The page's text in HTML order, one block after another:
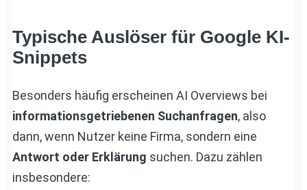
Typische Auslöser für Google KI-
Snippets
Besonders häufig erscheinen AI Overviews bei
informationsgetriebenen Suchanfragen, also
dann, wenn Nutzer keine Firma, sondern eine
Antwort oder Erklärung suchen. Dazu zählen
insbesondere: